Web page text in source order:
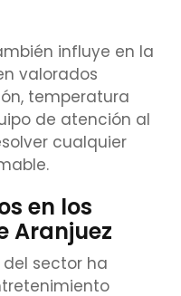
influye en la
valorados
temperatura
de atención al
cualquier
en los
Aranjuez
sector ha